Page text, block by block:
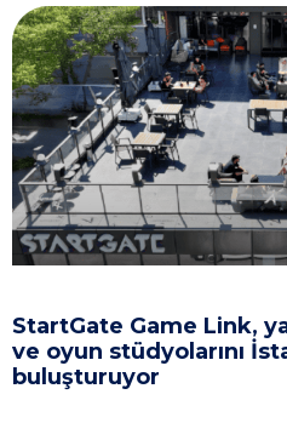
StartGate Game Link,
ve oyun stüdyolarını
buluşturuyor